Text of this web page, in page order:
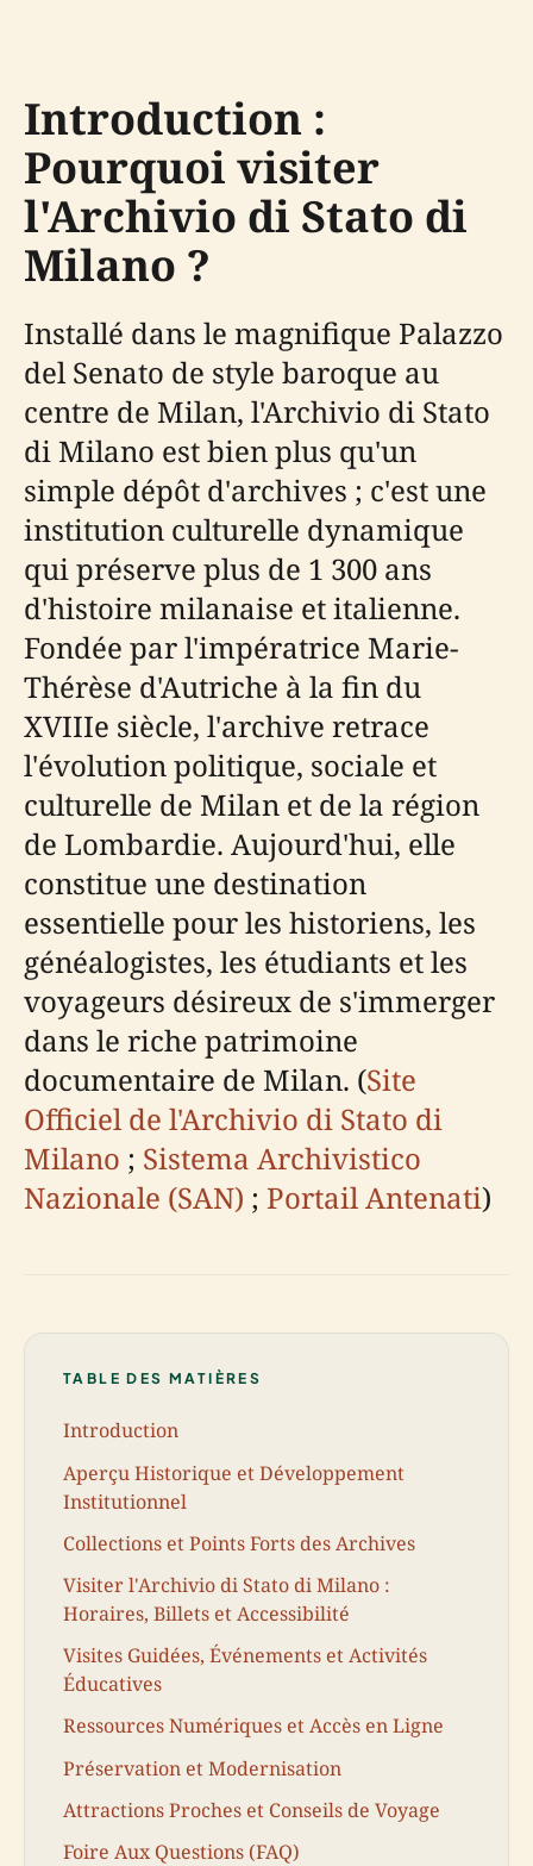
Introduction :
Pourquoi visiter
l'Archivio di Stato di
Milano ?
Installé dans le magnifique Palazzo
del Senato de style baroque au
centre de Milan, l'Archivio di Stato
di Milano est bien plus qu'un
simple dépôt d'archives ; c'est une
institution culturelle dynamique
qui préserve plus de 1 300 ans
d'histoire milanaise et italienne.
Fondée par l'impératrice Marie-
Thérèse d'Autriche à la fin du
XVIIIe siècle, l'archive retrace
l'évolution politique, sociale et
culturelle de Milan et de la région
de Lombardie. Aujourd'hui, elle
constitue une destination
essentielle pour les historiens, les
généalogistes, les étudiants et les
voyageurs désireux de s'immerger
dans le riche patrimoine
documentaire de Milan. (Site
Officiel de l'Archivio di Stato di
Milano ; Sistema Archivistico
Nazionale (SAN) ; Portail Antenati)
TABLE DES MATIÈRES
Introduction
Aperçu Historique et Développement
Institutionnel
Collections et Points Forts des Archives
Visiter l'Archivio di Stato di Milano :
Horaires, Billets et Accessibilité
Visites Guidées, Événements et Activités
Éducatives
Ressources Numériques et Accès en Ligne
Préservation et Modernisation
Attractions Proches et Conseils de Voyage
Foire Aux Questions (FAQ)